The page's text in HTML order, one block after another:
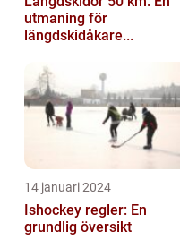
utmaning för
längdskidåkare...
14 januari 2024
Ishockey regler: En
grundlig översikt